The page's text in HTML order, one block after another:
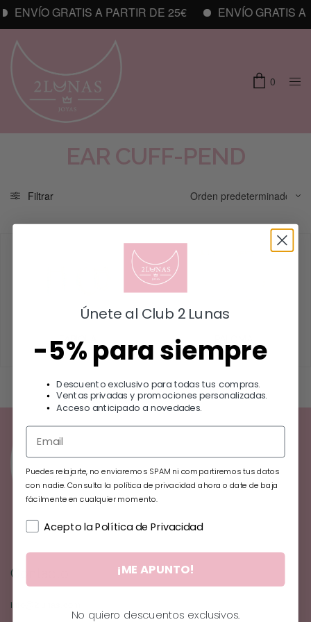
ENVÍO GRATIS A PARTIR DE 25€ ENVÍO GRATIS A
0
EAR CUFF-PEND
Filtrar
FABIOLA
18.00 23.00€
Contacto
info@2lunas.com
Únete al Club 2 Lunas
-5% para siempre
Descuento exclusivo para todas tus compras.
Ventas privadas y promociones personalizadas.
Acceso anticipado a novedades.
Puedes relajarte, no enviaremos SPAM ni compartiremos tus datos
con nadie. Consulta la política de privacidad ahora o date de baja
fácilmente en cualquier momento.
Acepto la Política de Privacidad
¡ME APUNTO!
No quiero descuentos exclusivos.